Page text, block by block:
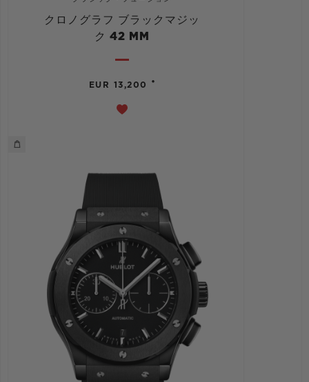
クロノグラフ ブラックマジッ
ク 42 MM
EUR 13,200 •